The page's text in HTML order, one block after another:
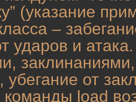
(указание
–
ударов и
убегание от
load